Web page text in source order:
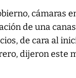
cámaras
de una
de cara al
dijeron este